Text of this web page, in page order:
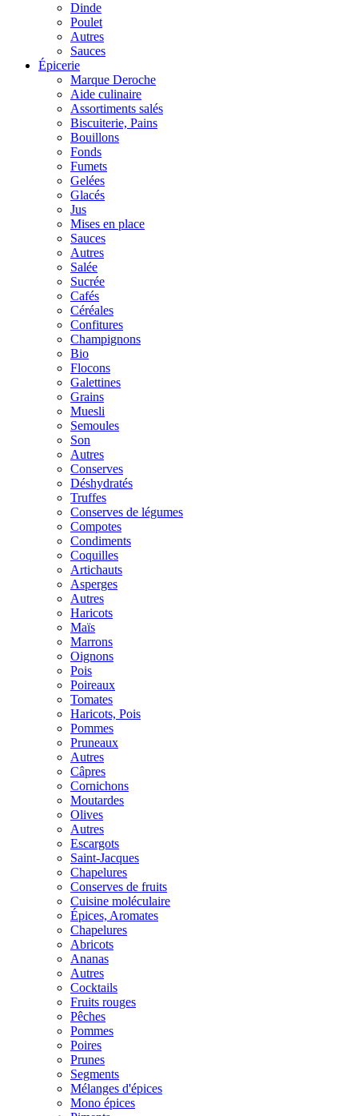
Dinde
Poulet
Autres
Sauces
Épicerie
Marque Deroche
Aide culinaire
Assortiments salés
Biscuiterie, Pains
Bouillons
Fonds
Fumets
Gelées
Glacés
Jus
Mises en place
Sauces
Autres
Salée
Sucrée
Cafés
Céréales
Confitures
Champignons
Bio
Flocons
Galettines
Grains
Muesli
Semoules
Son
Autres
Conserves
Déshydratés
Truffes
Conserves de légumes
Compotes
Condiments
Coquilles
Artichauts
Asperges
Autres
Haricots
Maïs
Marrons
Oignons
Pois
Poireaux
Tomates
Haricots, Pois
Pommes
Pruneaux
Autres
Câpres
Cornichons
Moutardes
Olives
Autres
Escargots
Saint-Jacques
Chapelures
Conserves de fruits
Cuisine moléculaire
Épices, Aromates
Chapelures
Abricots
Ananas
Autres
Cocktails
Fruits rouges
Pêches
Pommes
Poires
Prunes
Segments
Mélanges d'épices
Mono épices